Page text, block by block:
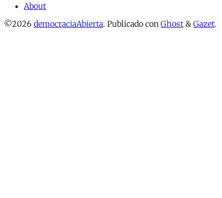
About
©2026 democraciaAbierta. Publicado con Ghost & Gazet.